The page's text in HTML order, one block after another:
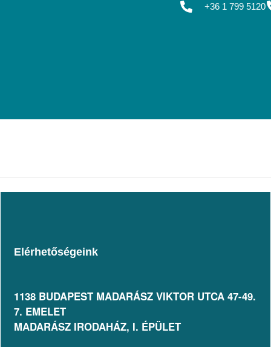
+36 1 799 5120
Elérhetőségeink
1138 BUDAPEST MADARÁSZ VIKTOR UTCA 47-49.
7. EMELET​
MADARÁSZ IRODAHÁZ, I. ÉPÜLET